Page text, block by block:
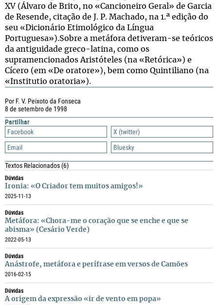
Por F. V. Peixoto da Fonseca
8 de setembro de 1998
Partilhar
Facebook
X (twitter)
Email
Bluesky
Textos Relacionados(6)
Dúvidas
Ironia: «O Criador tem muitos amigos!»
2025-11-13
Dúvidas
Metáfora: «Chora-me o coração que se enche e que se
abisma» (Cesário Verde)
2022-05-13
Dúvidas
Anástrofe, metáfora e perífrase em versos de Camões
2016-02-15
Dúvidas
A origem da expressão «ir de vento em popa»
XV (Álvaro de Brito, no «Cancioneiro Geral» de Garcia
de Resende, citação de J. P. Machado, na 1.ª edição do
seu «Dicionário Etimológico da Língua
Portuguesa»).Sobre a metáfora detiveram-se teóricos
da antiguidade greco-latina, como os
supramencionados Aristóteles (na «Retórica») e
Cícero (em «De oratore»), bem como Quintiliano (na
«Institutio oratoria»).